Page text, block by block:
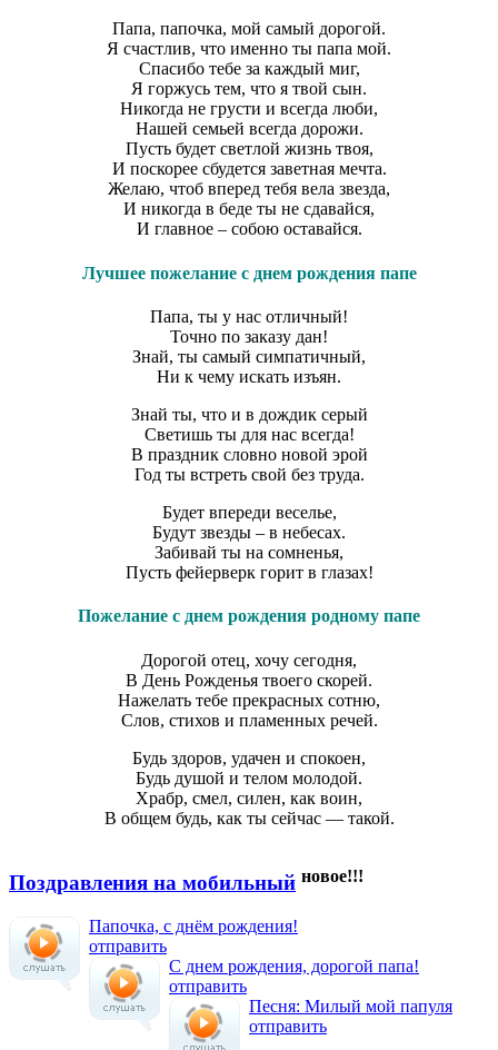
Папа, папочка, мой самый дорогой.
Я счастлив, что именно ты папа мой.
Спасибо тебе за каждый миг,
Я горжусь тем, что я твой сын.
Никогда не грусти и всегда люби,
Нашей семьей всегда дорожи.
Пусть будет светлой жизнь твоя,
И поскорее сбудется заветная мечта.
Желаю, чтоб вперед тебя вела звезда,
И никогда в беде ты не сдавайся,
И главное – собою оставайся.
Лучшее пожелание с днем рождения папе
Папа, ты у нас отличный!
Точно по заказу дан!
Знай, ты самый симпатичный,
Ни к чему искать изъян.
Знай ты, что и в дождик серый
Светишь ты для нас всегда!
В праздник словно новой эрой
Год ты встреть свой без труда.
Будет впереди веселье,
Будут звезды – в небесах.
Забивай ты на сомненья,
Пусть фейерверк горит в глазах!
Пожелание с днем рождения родному папе
Дорогой отец, хочу сегодня,
В День Рожденья твоего скорей.
Нажелать тебе прекрасных сотню,
Слов, стихов и пламенных речей.
Будь здоров, удачен и спокоен,
Будь душой и телом молодой.
Храбр, смел, силен, как воин,
В общем будь, как ты сейчас — такой.
Поздравления на мобильный новое!!!
Папочка, с днём рождения!
отправить
С днем рождения, дорогой папа!
отправить
Песня: Милый мой папуля
отправить